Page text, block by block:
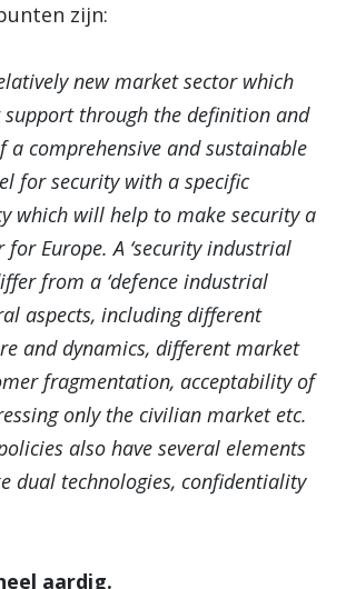
zijn:
new market sector which
support through the definition and
a comprehensive and sustainable
for security with a specific
which will help to make security a
for Europe. A ‘security industrial
from a ‘defence industrial
aspects, including different
and dynamics, different market
fragmentation, acceptability of
only the civilian market etc.
also have several elements
dual technologies, confidentiality
aardig.